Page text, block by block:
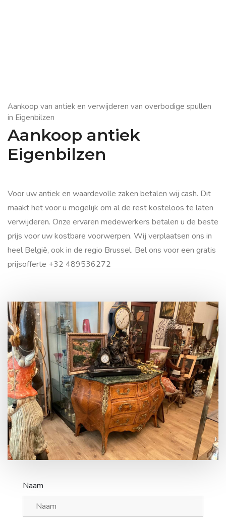
Aankoop van antiek en verwijderen van overbodige spullen
in Eigenbilzen
Aankoop antiek
Eigenbilzen
Voor uw antiek en waardevolle zaken betalen wij cash. Dit
maakt het voor u mogelijk om al de rest kosteloos te laten
verwijderen. Onze ervaren medewerkers betalen u de beste
prijs voor uw kostbare voorwerpen. Wij verplaatsen ons in
heel België, ook in de regio Brussel. Bel ons voor een gratis
prijsofferte +32 489536272
Contact
Naam